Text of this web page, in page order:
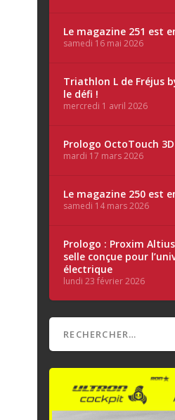
Le magazine 251 est
samedi 16 mai 2026
Triathlon L de Fréjus
le défi !
mercredi 1 avril 2026
Prologo OctoTouch 3D
mardi 17 mars 2026
Le magazine 250 est
samedi 14 mars 2026
Prologo : Proxim
selle conçue pour
électrique
lundi 23 février 2026